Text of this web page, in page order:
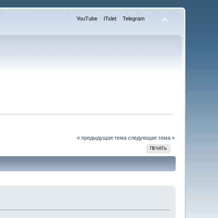
YouTube ITslet Telegram
« предыдущая тема следующая тема »
ПЕЧАТЬ